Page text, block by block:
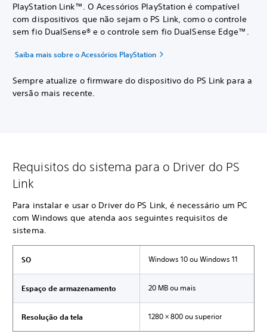
PlayStation Link™. O Acessórios PlayStation é compatível
com dispositivos que não sejam o PS Link, como o controle
sem fio DualSense® e o controle sem fio DualSense Edge™.
Saiba mais sobre o Acessórios PlayStation
Sempre atualize o firmware do dispositivo do PS Link para a
versão mais recente.
Requisitos do sistema para o Driver do PS
Link
Para instalar e usar o Driver do PS Link, é necessário um PC
com Windows que atenda aos seguintes requisitos de
sistema.
SO Windows 10 ou Windows 11
Espaço de armazenamento 20 MB ou mais
Resolução da tela 1280 × 800 ou superior